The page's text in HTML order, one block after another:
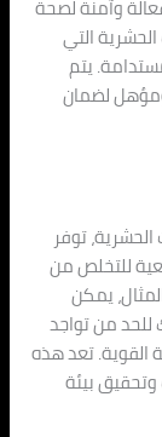
وآمنة لصحة
التي
يتم
لضمان
توفر
للتخلص من
يمكن
للحد من تواجد
القوية. تعد هذه
بيئة